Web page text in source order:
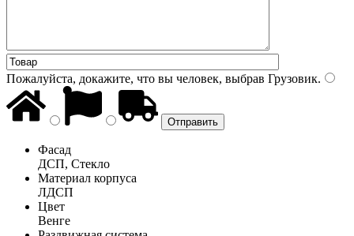
Пожалуйста, докажите, что вы человек, выбрав Грузовик.
Фасад
ДСП, Стекло
Материал корпуса
ЛДСП
Цвет
Венге